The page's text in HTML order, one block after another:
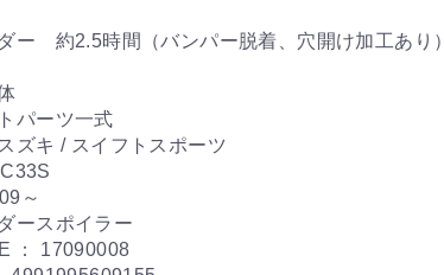
ー 約2.5時間（バンパー脱着、穴開け加工あり）
パーツ一式
ズキ / スイフトスポーツ
～
ースポイラー
： 17090008